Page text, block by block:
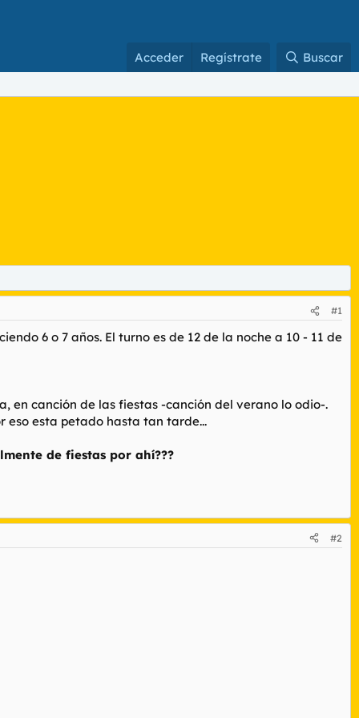
Acceder Regístrate Buscar
#1
6 o 7 años. El turno es de 12 de la noche a 10 - 11 de
en canción de las fiestas -canción del verano lo odio-.
eso esta petado hasta tan tarde...
de fiestas por ahí???
#2